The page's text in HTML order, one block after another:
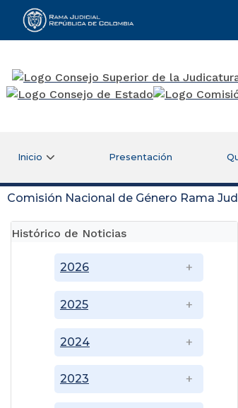
Rama Judicial
Inicio Presentación
Comisión Nacional de Género Rama
Histórico de Noticias
2023
2024
2025
2026